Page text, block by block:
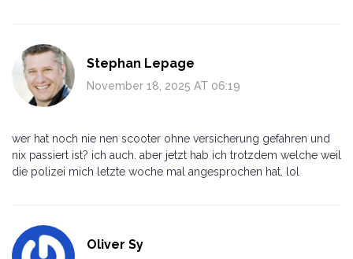
Stephan Lepage
November 18, 2025 AT 06:19
wer hat noch nie nen scooter ohne versicherung gefahren und
nix passiert ist? ich auch. aber jetzt hab ich trotzdem welche weil
die polizei mich letzte woche mal angesprochen hat. lol
Oliver Sy